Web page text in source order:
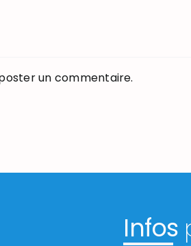
un commentaire.
Infos